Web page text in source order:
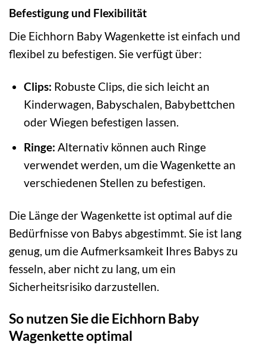
Befestigung und Flexibilität
Die Eichhorn Baby Wagenkette ist einfach und
flexibel zu befestigen. Sie verfügt über:
Clips: Robuste Clips, die sich leicht an
Kinderwagen, Babyschalen, Babybettchen
oder Wiegen befestigen lassen.
Ringe: Alternativ können auch Ringe
verwendet werden, um die Wagenkette an
verschiedenen Stellen zu befestigen.
Die Länge der Wagenkette ist optimal auf die
Bedürfnisse von Babys abgestimmt. Sie ist lang
genug, um die Aufmerksamkeit Ihres Babys zu
fesseln, aber nicht zu lang, um ein
Sicherheitsrisiko darzustellen.
So nutzen Sie die Eichhorn Baby
Wagenkette optimal